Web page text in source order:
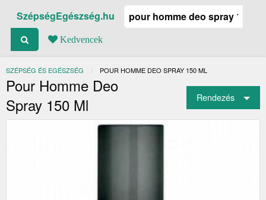
SzépségEgészség.hu
Kedvencek
SZÉPSÉG ÉS EGÉSZSÉG JELENLEGI:
POUR HOMME DEO SPRAY 150 ML
Pour Homme Deo
Spray 150 Ml
Rendezés